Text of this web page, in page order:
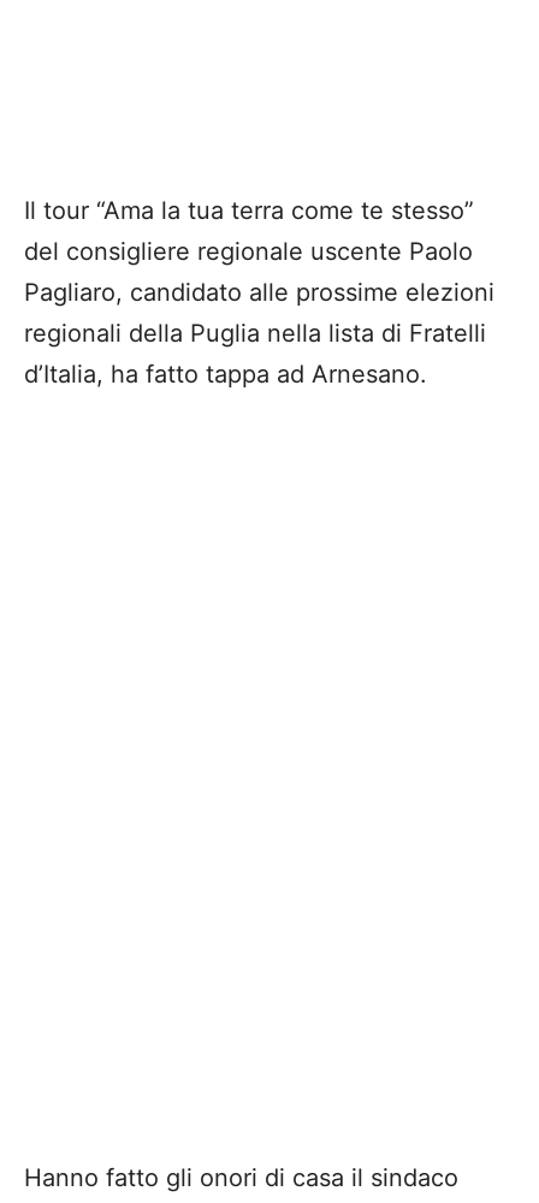
Il tour “Ama la tua terra come te stesso”
del consigliere regionale uscente Paolo
Pagliaro, candidato alle prossime elezioni
regionali della Puglia nella lista di Fratelli
d’Italia, ha fatto tappa ad Arnesano.
Hanno fatto gli onori di casa il sindaco